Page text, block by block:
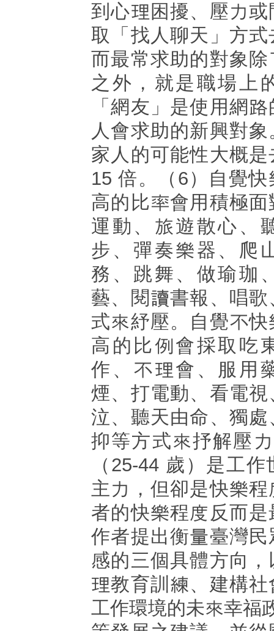
到心理困擾、壓力
取「找人聊天」方
而最常求助的對象
之外，就是職場上
「網友」是使用網
人會求助的新興對
家人的可能性大概
15 倍。（6）自覺
高的比率會用積極
運動、旅遊散心、
步、彈奏樂器、爬
務、跳舞、做瑜珈
藝、閱讀書報、唱
式來紓壓。自覺不
高的比例會採取吃
作、不理會、服用
煙、打電動、看電
泣、聽天由命、獨
抑等方式來抒解壓
（25-44 歲）是工
主力，但卻是快樂
者的快樂程度反而
作者提出衡量臺灣
感的三個具體方向
理教育訓練、建構
工作環境的未來幸福